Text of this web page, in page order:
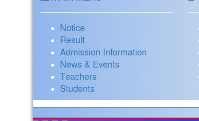
Notice
Result
Admission Information
News & Events
Teachers
Students